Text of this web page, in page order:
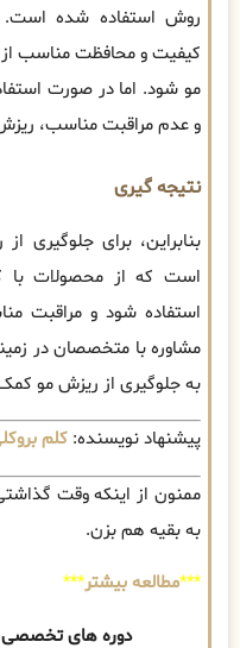
روش استفاده شده است.
کیفیت و محافظت مناسب از
مو شود. اما در صورت
و عدم مراقبت مناسب،
نتیجه گیری
بنابراین، برای جلوگیری
است که از محصولات با
استفاده شود و مراقبت
مشاوره با متخصصان در
به جلوگیری از ریزش مو
پیشنهاد نویسنده: کلم
ممنون از اینکه وقت
به بقیه هم بزن.
***مطالعه بیشتر***
دوره های تخصصی